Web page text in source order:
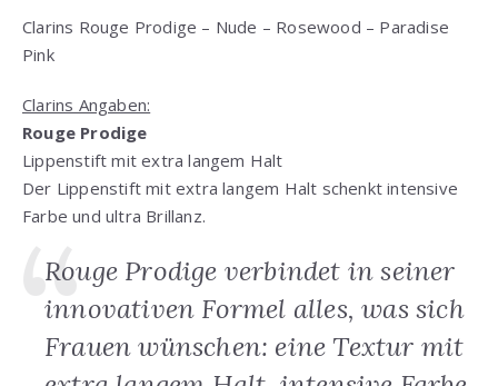
Clarins Rouge Prodige – Nude – Rosewood – Paradise
Pink
Clarins Angaben:
Rouge Prodige
Lippenstift mit extra langem Halt
Der Lippenstift mit extra langem Halt schenkt intensive
Farbe und ultra Brillanz.
Rouge Prodige verbindet in seiner
innovativen Formel alles, was sich
Frauen wünschen: eine Textur mit